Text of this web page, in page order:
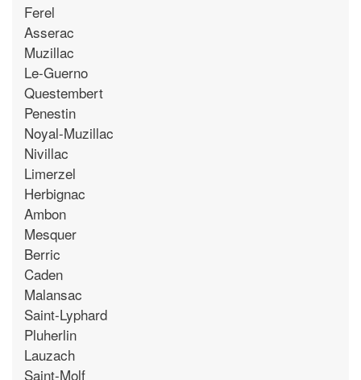
Ferel
Asserac
Muzillac
Le-Guerno
Questembert
Penestin
Noyal-Muzillac
Nivillac
Limerzel
Herbignac
Ambon
Mesquer
Berric
Caden
Malansac
Saint-Lyphard
Pluherlin
Lauzach
Saint-Molf